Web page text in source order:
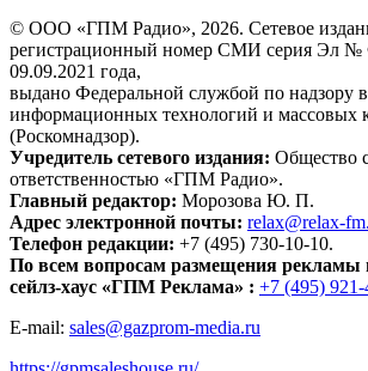
© ООО «ГПМ Радио», 2026. Сетевое
регистрационный номер СМИ серия Эл №
09.09.2021 года,
выдано Федеральной службой по надзору в
информационных технологий и массовых
(Роскомнадзор).
Учредитель сетевого издания: Общество
ответственностью «ГПМ Радио».
Главный редактор: Морозова Ю. П.
Адрес электронной почты: relax@relax-
Телефон редакции: +7 (495) 730-10-10.
По всем вопросам размещения рекламы
сейлз-хаус «ГПМ Реклама» : +7 (495) 921-
E-mail: sales@gazprom-media.ru